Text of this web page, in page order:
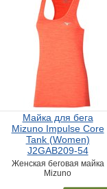
Майка для бега
Mizuno Impulse Core
Tank (Women)
J2GAB209-54
Женская беговая майка
Mizuno